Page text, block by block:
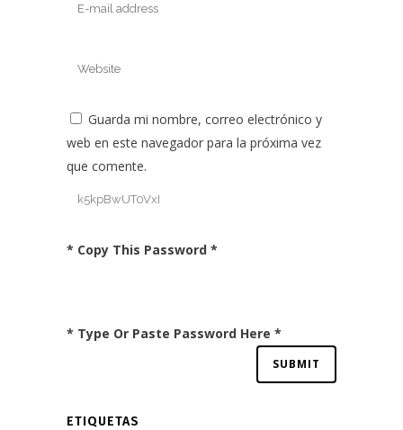
Guarda mi nombre, correo electrónico y
web en este navegador para la próxima vez
que comente.
* Copy This Password *
* Type Or Paste Password Here *
ETIQUETAS